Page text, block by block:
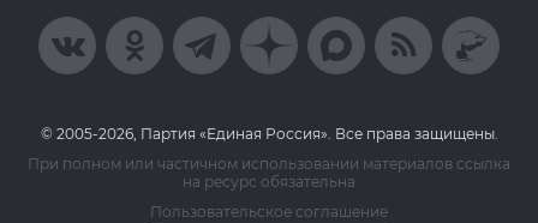
© 2005-2026, Партия «Единая Россия». Все права защищены.
При полном или частичном использовании материалов ссылка
на ресурс обязательна
Пользовательское соглашение